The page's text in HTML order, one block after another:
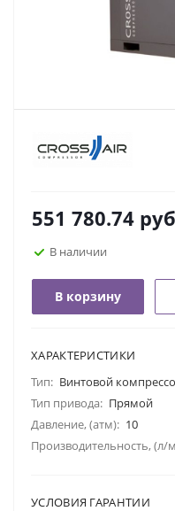
551 780.74
В наличии
В корзину
ХАРАКТЕРИСТИКИ
Тип: Винтовой
Тип привода: Прямой
Давление, (атм): 10
Производительность, (л/
УСЛОВИЯ ГАРАНТИИ